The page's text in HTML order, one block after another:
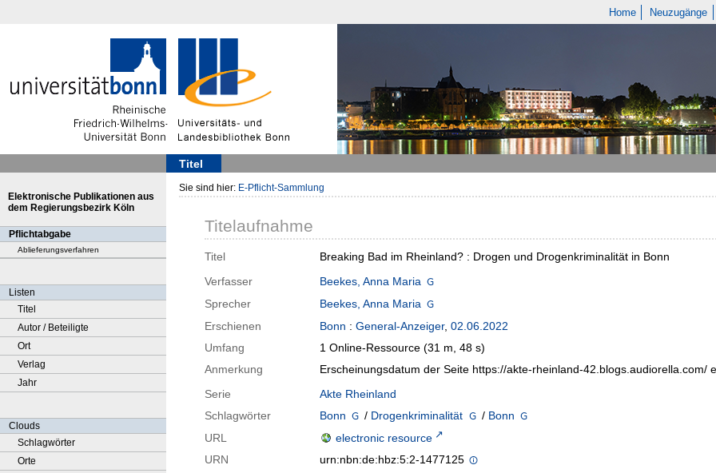
Home Neuzugänge
Titel
Elektronische Publikationen aus
dem Regierungsbezirk Köln
Pflichtabgabe
Ablieferungsverfahren
Listen
Titel
Autor / Beteiligte
Ort
Verlag
Jahr
Clouds
Schlagwörter
Orte
Sie sind hier: E-Pflicht-Sammlung
Titelaufnahme
Titel
Breaking Bad im Rheinland? : Drogen und Drogenkriminalität in Bonn
Verfasser
Beekes, Anna Maria
Sprecher
Beekes, Anna Maria
Erschienen
Bonn : General-Anzeiger, 02.06.2022
Umfang
1 Online-Ressource (31 m, 48 s)
Anmerkung
Erscheinungsdatum der Seite https://akte-rheinland-42.blogs.audiorella.com/
Serie
Akte Rheinland
Schlagwörter
Bonn / Drogenkriminalität / Bonn
URL
electronic resource
URN
urn:nbn:de:hbz:5:2-1477125